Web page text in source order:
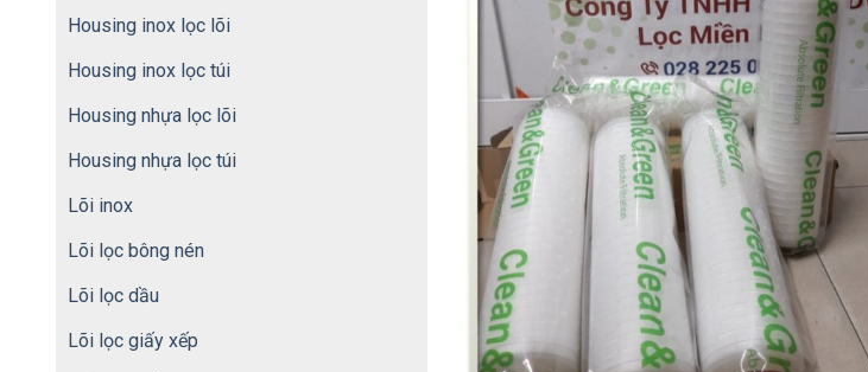
Housing inox lọc lõi
Housing inox lọc túi
Housing nhựa lọc lõi
Housing nhựa lọc túi
Lõi inox
Lõi lọc bông nén
Lõi lọc dầu
Lõi lọc giấy xếp